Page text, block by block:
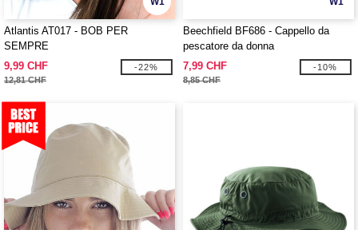
Atlantis AT017 - BOB PER
SEMPRE
9,99 CHF
12,81 CHF
-22%
Beechfield BF686 - Cappello da
pescatore da donna
7,99 CHF
8,85 CHF
-10%